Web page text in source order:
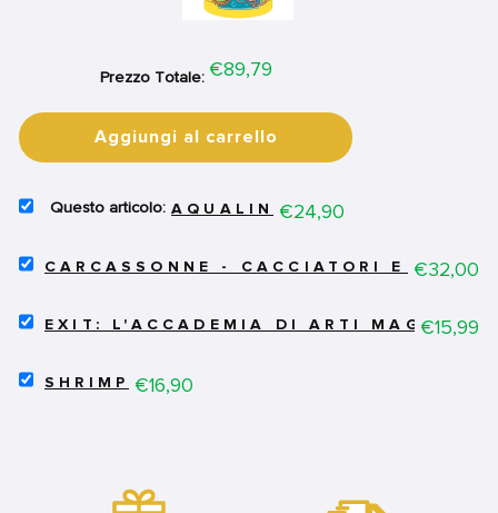
Prezzo Totale: Price
€89,79
Aggiungi al carrello
SELECT
BUNDLE
AQUALIN Price
€24,90
SELECT
CACCIATORI
FOR
CARCASSONNE - CACCIATORI E Price
€32,00
SELECT
DI
EXIT: L'ACCADEMIA DI ARTI MAGICHE
Price
€15,99
SELECT
SHRIMP Price
€16,90